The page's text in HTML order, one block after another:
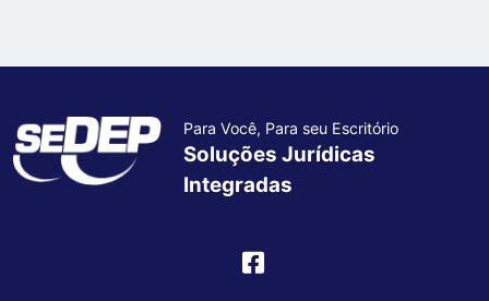
Para Você, Para seu Escritório
Soluções Jurídicas
Integradas